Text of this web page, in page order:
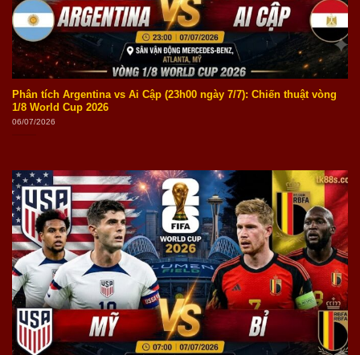
Phân tích Argentina vs Ai Cập (23h00 ngày 7/7): Chiến thuật vòng
1/8 World Cup 2026
06/07/2026